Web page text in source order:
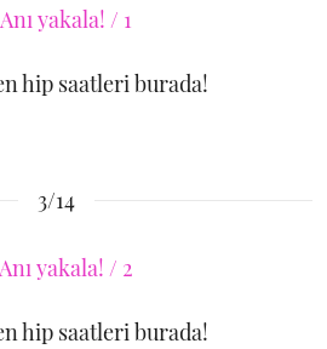
hip saatleri burada!
3/14
hip saatleri burada!